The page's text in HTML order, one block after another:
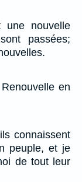
nouvelle
passées;
en
connaissent
peuple, et je
de tout leur